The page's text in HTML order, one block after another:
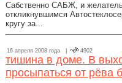
Сабственно САБЖ, и
откликнувшимся
кругу за...
16 апреля 2008 года | 4902
тишина в доме. В
просыпаться от рёва